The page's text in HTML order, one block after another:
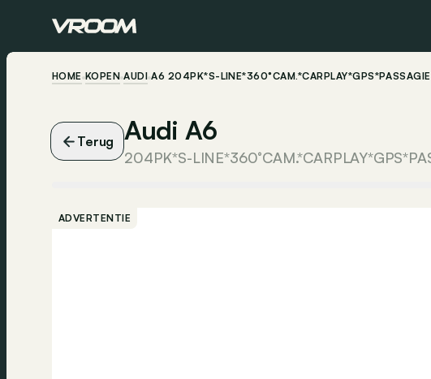
HOME KOPEN AUDI A6 204PK*S-
Terug Audi A6
ADVERTENTIE